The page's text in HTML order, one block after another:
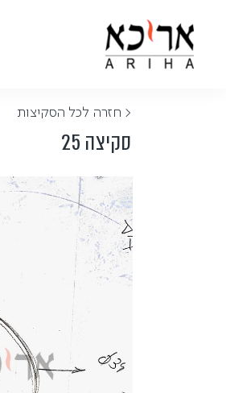
< חזרה לכל הסקיצות
סקיצה 25